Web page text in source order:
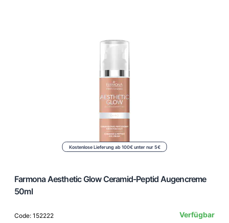
Kostenlose Lieferung ab 100€ unter nur 5€
Farmona Aesthetic Glow Ceramid-Peptid Augencreme
50ml
Code: 152222
Verfügbar